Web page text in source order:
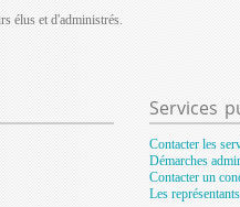
élus et d'administrés.
Services
Contacter les
Démarches
Contacter un
Les